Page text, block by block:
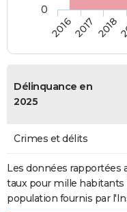
20162017 2018
0
Délinquance en
2025
Crimes et délits
Les données rapportées
taux pour mille
population fournis par